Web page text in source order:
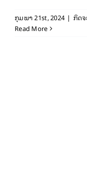
ກຸມພາ 21st, 2024 | ກິດ
Read More